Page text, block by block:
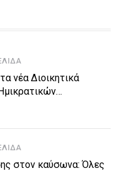
νέα Διοικητικά
η λίστα με τα
στον καύσωνα: Όλες